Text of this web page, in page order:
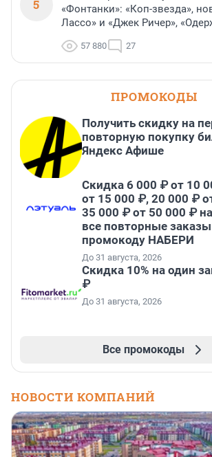
5
«Фонтанки»: «Коп-звезда»,
Лассо» и «Джек Ричер»,
57 880 27
ПРОМОКОДЫ
Получить скидку на
повторную покупку
Яндекс Афише
Скидка 6 000 ₽ от 10
от 15 000 ₽, 20 000 ₽
35 000 ₽ от 50 000 ₽
все повторные
промокоду НАБЕРИ
До 31 августа, 2026
Скидка 10% на один
₽
До 31 августа, 2026
Все промокоды
НОВОСТИ КОМПАНИЙ